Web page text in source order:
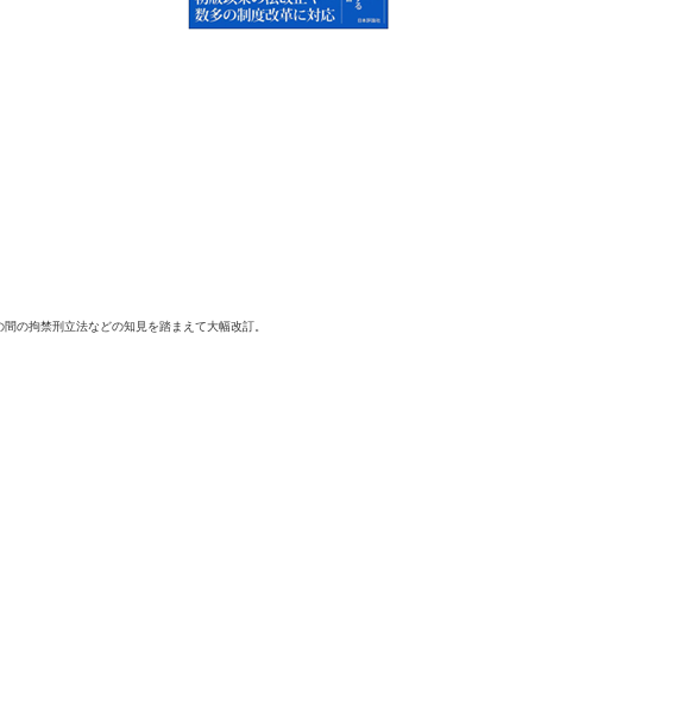
の拘禁刑立法などの知見を踏まえて大幅改訂。